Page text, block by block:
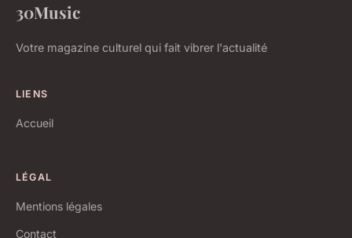
30Music
Votre magazine culturel qui fait vibrer l'actualité
LIENS
Accueil
LÉGAL
Mentions légales
Contact